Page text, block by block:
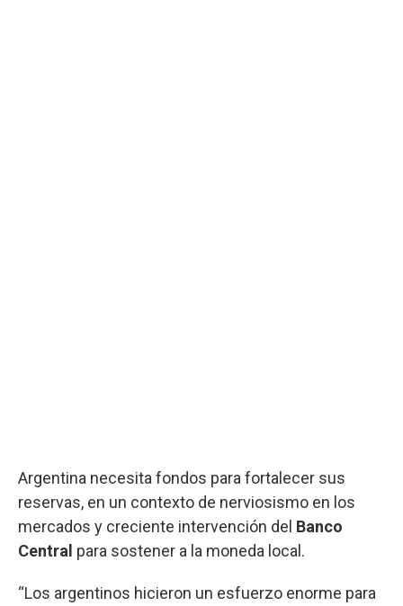
Argentina necesita fondos para fortalecer sus
reservas, en un contexto de nerviosismo en los
mercados y creciente intervención del Banco
Central para sostener a la moneda local.
“Los argentinos hicieron un esfuerzo enorme para